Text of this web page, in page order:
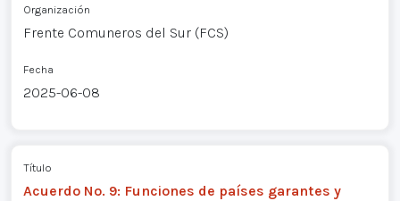
Organización
Frente Comuneros del Sur (FCS)
Fecha
2025-06-08
Título
Acuerdo No. 9: Funciones de países garantes y